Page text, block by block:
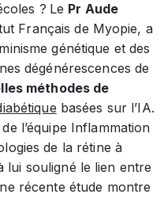
? Le Pr Aude
Français de Myopie, a
génétique et des
dégénérescences de
méthodes de
basées sur l’IA.
l’équipe Inflammation
de la rétine à
lui souligné le lien entre
récente étude montre